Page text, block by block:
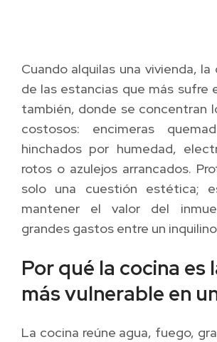
Cuando alquilas una vivienda, la
de las estancias que más sufre
también, donde se concentran
costosos: encimeras
hinchados por humedad,
rotos o azulejos arrancados.
solo una cuestión estética;
mantener el valor del
grandes gastos entre un
Por qué la cocina es
más vulnerable en
La cocina reúne agua, fuego,